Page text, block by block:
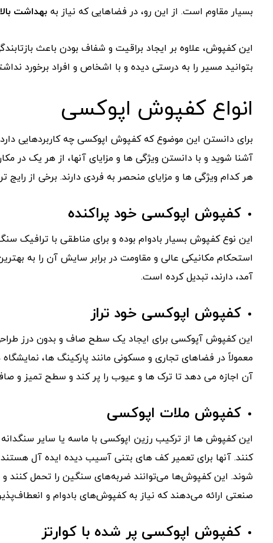
بسیار مقاوم است. از این رو، در فضاهایی که نیاز به بهداشت بالا
این کفپوش، علاوه بر ایجاد براقیت و شفاف بودن باعث
بتوانید مسیر را به درستی دیده و با اشخاص و افراد برخورد
انواع کفپوش اپوکسی
برای دانستن این موضوع که کفپوش اپوکسی چه کاربردهایی
آشنا شوید و با دانستن ویژگی ها و مزایای آنها، از هر یک در
هر کدام ویژگی ها و مزایای منحصر به فردی دارند. برخی از رایج
کفپوش اپوکسی خود پراکنده
این نوع کفپوش بسیار بادوام بوده و برای مناطقی با ترافیک
استحکام مکانیکی عالی و مقاومت در برابر سایش آن را به
آمد، دارند، تبدیل کرده است.
کفپوش اپوکسی خود تراز
این کفپوش آپوکسی برای ایجاد یک سطح صاف و بدون درز
معمولاً در فضاهای تجاری و مسکونی مانند پارکینگ ها،
آن اجازه می دهد تا ترک ها و عیوب را پر کند و سطح تمیز و
کفپوش ملات اپوکسی
این کفپوش ها از ترکیب رزین اپوکسی با ماسه یا سایر
کنند. آنها برای تعمیر کف های بتنی آسیب دیده ایده آل
شوند. این کفپوش‌ها می‌توانند ضربه‌های سنگین را تحمل کنند و
صنعتی ارائه می‌دهند که نیاز به کفپوش‌های بادوام و
کفپوش اپوکسی پر شده با کوارتز